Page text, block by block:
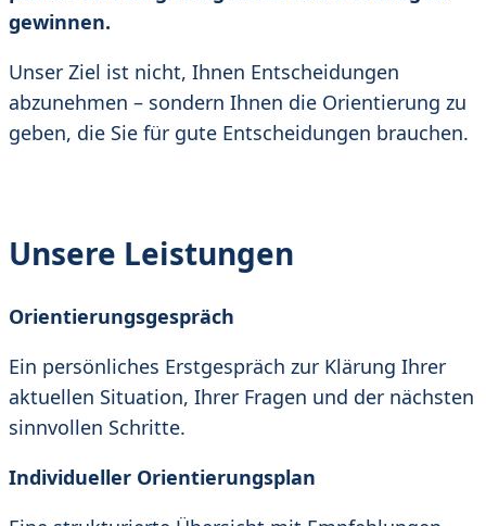
gewinnen.
Unser Ziel ist nicht, Ihnen Entscheidungen
abzunehmen – sondern Ihnen die Orientierung zu
geben, die Sie für gute Entscheidungen brauchen.
Unsere Leistungen
Orientierungsgespräch
Ein persönliches Erstgespräch zur Klärung Ihrer
aktuellen Situation, Ihrer Fragen und der nächsten
sinnvollen Schritte.
Individueller Orientierungsplan